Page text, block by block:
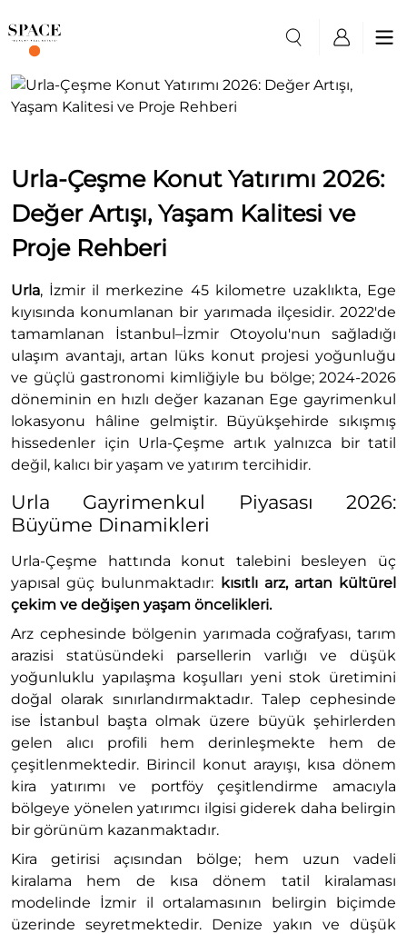
Urla-Çeşme Konut Yatırımı 2026:
Değer Artışı, Yaşam Kalitesi ve
Proje Rehberi
Urla, İzmir il merkezine 45 kilometre uzaklıkta, Ege
kıyısında konumlanan bir yarımada ilçesidir. 2022'de
tamamlanan İstanbul–İzmir Otoyolu'nun sağladığı
ulaşım avantajı, artan lüks konut projesi yoğunluğu
ve güçlü gastronomi kimliğiyle bu bölge; 2024-2026
döneminin en hızlı değer kazanan Ege gayrimenkul
lokasyonu hâline gelmiştir. Büyükşehirde sıkışmış
hissedenler için Urla-Çeşme artık yalnızca bir tatil
değil, kalıcı bir yaşam ve yatırım tercihidir.
Urla Gayrimenkul Piyasası 2026:
Büyüme Dinamikleri
Urla-Çeşme hattında konut talebini besleyen üç
yapısal güç bulunmaktadır: kısıtlı arz, artan kültürel
çekim ve değişen yaşam öncelikleri.
Arz cephesinde bölgenin yarımada coğrafyası, tarım
arazisi statüsündeki parsellerin varlığı ve düşük
yoğunluklu yapılaşma koşulları yeni stok üretimini
doğal olarak sınırlandırmaktadır. Talep cephesinde
ise İstanbul başta olmak üzere büyük şehirlerden
gelen alıcı profili hem derinleşmekte hem de
çeşitlenmektedir. Birincil konut arayışı, kısa dönem
kira yatırımı ve portföy çeşitlendirme amacıyla
bölgeye yönelen yatırımcı ilgisi giderek daha belirgin
bir görünüm kazanmaktadır.
Kira getirisi açısından bölge; hem uzun vadeli
kiralama hem de kısa dönem tatil kiralaması
modelinde İzmir il ortalamasının belirgin biçimde
üzerinde seyretmektedir. Denize yakın ve düşük